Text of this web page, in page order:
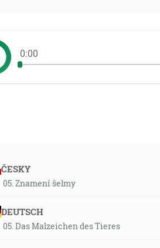
0:00
ČESKY
05. Znamení šelmy
DEUTSCH
05. Das Malzeichen des Tieres